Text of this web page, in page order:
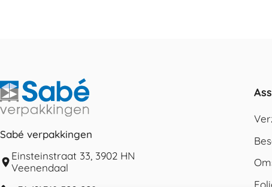
Sabé verpakkingen
Einsteinstraat 33, 3902 HN
Veenendaal